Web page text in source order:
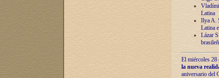
Latina
Ilya A.
Latina
Lázar
El miércoles 28
la nueva
aniversario del